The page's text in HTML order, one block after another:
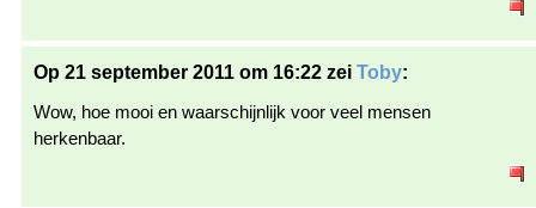
Op 21 september 2011 om 16:22 zei Toby:
Wow, hoe mooi en waarschijnlijk voor veel mensen
herkenbaar.